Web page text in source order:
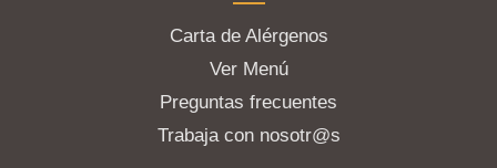
Carta de Alérgenos
Ver Menú
Preguntas frecuentes
Trabaja con nosotr@s